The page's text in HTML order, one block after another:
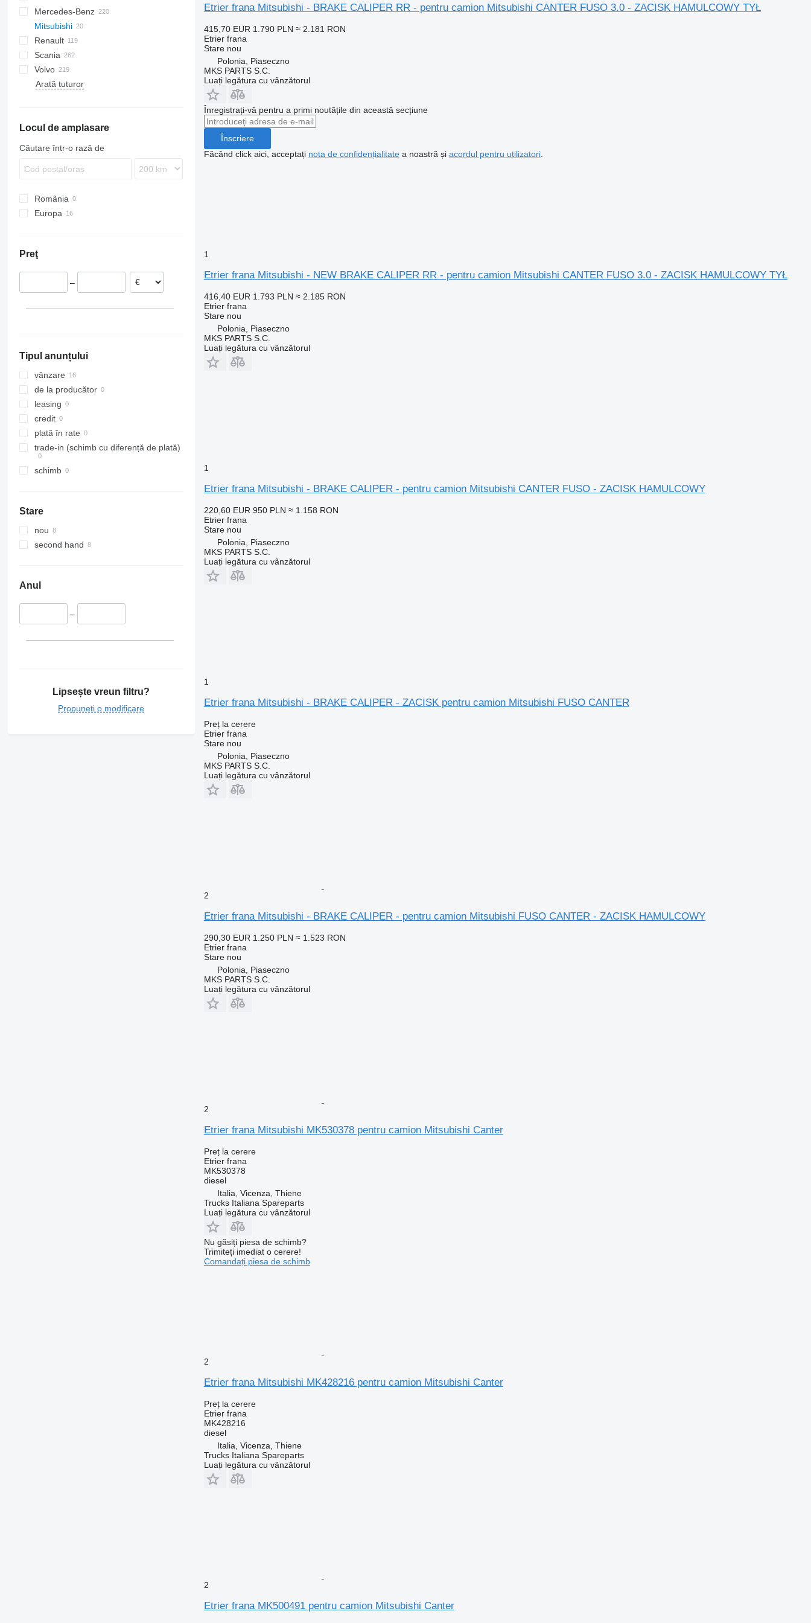
SB
XF
XG
EuroCargo
EuroStar
Eurotech
S-Way
Stralis
Trakker
NQR
A-series
F90
L2000
TGA
TGL
TGM
Mercedes-Benz
A-Class
Actros
Antos
Arocs
Atego
MB
Unimog
Vario
Canter
Mitsubishi
Canter
Atleon
Cabstar
Renault
D-series
Magnum
Mascott
Midlum
T-series
Scania
G-series
R-series
Volvo
FH
FMX
VNL
Arată tuturor
Locul de amplasare
Căutare într-o rază de
România
Europa
Ungaria
Preţ
–
Tipul anunțului
vânzare
de la producător
leasing
credit
plată în rate
trade-in (schimb cu diferență de plată)
schimb
Stare
nou
second hand
Anul
–
Lipsește vreun filtru?
Propuneți o modificare
Etrier frana Mitsubishi - BRAKE CALIPER RR - pentru camion Mitsubishi CANTER FUSO 3.0 - ZACISK HAMULCOWY TYŁ
415,70 EUR 1.790 PLN ≈ 2.181 RON
Etrier frana
Starenou
Polonia, Piaseczno
MKS PARTS S.C.
Luați legătura cu vânzătorul
Înregistrați-vă pentru a primi noutățile din această secțiune
Înscriere
Făcând click aici, acceptați nota de confidențialitatea noastră și acordul pentru utilizatori.
1
Etrier frana Mitsubishi - NEW BRAKE CALIPER RR - pentru camion Mitsubishi CANTER FUSO 3.0 - ZACISK HAMULCOWY TYŁ
416,40 EUR 1.793 PLN ≈ 2.185 RON
Etrier frana
Starenou
Polonia, Piaseczno
MKS PARTS S.C.
Luați legătura cu vânzătorul
1
Etrier frana Mitsubishi - BRAKE CALIPER - pentru camion Mitsubishi CANTER FUSO - ZACISK HAMULCOWY
220,60 EUR 950 PLN ≈ 1.158 RON
Etrier frana
Starenou
Polonia, Piaseczno
MKS PARTS S.C.
Luați legătura cu vânzătorul
1
Etrier frana Mitsubishi - BRAKE CALIPER - ZACISK pentru camion Mitsubishi FUSO CANTER
Preț la cerere
Etrier frana
Starenou
Polonia, Piaseczno
MKS PARTS S.C.
Luați legătura cu vânzătorul
2
Etrier frana Mitsubishi - BRAKE CALIPER - pentru camion Mitsubishi FUSO CANTER - ZACISK HAMULCOWY
290,30 EUR 1.250 PLN ≈ 1.523 RON
Etrier frana
Starenou
Polonia, Piaseczno
MKS PARTS S.C.
Luați legătura cu vânzătorul
2
Etrier frana Mitsubishi MK530378 pentru camion Mitsubishi Canter
Preț la cerere
Etrier frana
MK530378
diesel
Italia, Vicenza, Thiene
Trucks Italiana Spareparts
Luați legătura cu vânzătorul
Nu găsiți piesa de schimb?
Trimiteți imediat o cerere!
Comandați piesa de schimb
2
Etrier frana Mitsubishi MK428216 pentru camion Mitsubishi Canter
Preț la cerere
Etrier frana
MK428216
diesel
Italia, Vicenza, Thiene
Trucks Italiana Spareparts
Luați legătura cu vânzătorul
2
Etrier frana MK500491 pentru camion Mitsubishi Canter